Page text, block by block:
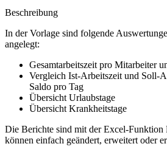
Beschreibung
In der Vorlage sind folgende
angelegt:
Gesamtarbeitszeit pro Mitarbeiter
Vergleich Ist-Arbeitszeit und Soll-
Saldo pro Tag
Übersicht Urlaubstage
Übersicht Krankheitstage
Die Berichte sind mit der Excel-Funktion
können einfach geändert, erweitert oder